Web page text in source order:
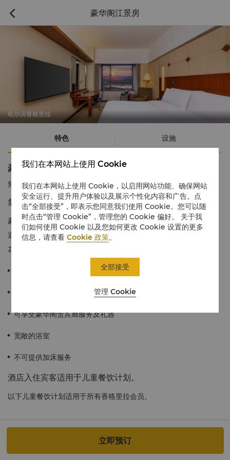
 豪华阁江景房
哈尔滨香格里拉
特色 设施
豪华阁江景房
热线电话 1 866 565 5050
舒适便利设施
豪华阁江景房为您提供舒适的环境和专属设施，以及豪华阁尊享礼
遇。入住宾客不仅可以享受个性化的周到服务，还可享有迷人的松
花江风光。
可享受豪华阁贵宾廊服务及礼遇
宽敞的浴室
不可提供加床服务
酒店入住宾客适用于儿童餐饮计划。
以下儿童餐饮计划适用于所有香格里拉会员。
员同行在餐厅内用餐，可免费享用全日制餐厅的自助餐，而无需额
立即预订
我们在本网站上使用 Cookie
我们在本网站上使用 Cookie，以启用网站功能、确保网站
安全运行、提升用户体验以及展示个性化内容和广告。点
击“全部接受”，即表示您同意我们使用 Cookie。您可以随
时点击“管理 Cookie”，管理您的 Cookie 偏好。 关于我
们如何使用 Cookie 以及您如何更改 Cookie 设置的更多
信息，请查看Cookie 政策。
管理 Cookie
全部接受